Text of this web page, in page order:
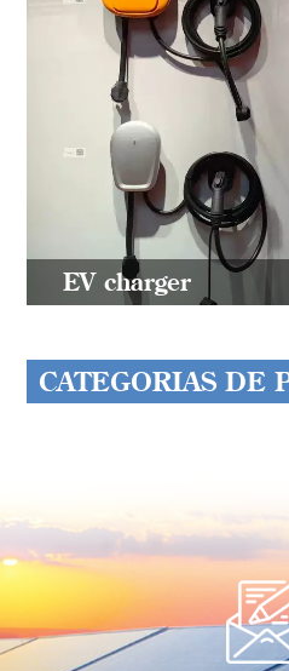
EV charger
CATEGORIAS DE